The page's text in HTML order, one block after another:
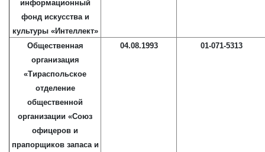
информационный
фонд искусства и
культуры «Интеллект»
Общественная
организация
«Тираспольское
отделение
общественной
организации «Союз
офицеров и
прапорщиков запаса и
04.08.1993 01-071-5313